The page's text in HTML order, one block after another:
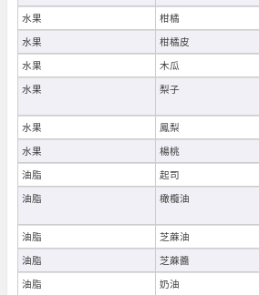
水果 柑橘
水果
柑橘皮
水果
木瓜
水果
梨子
水果 鳳梨
水果
楊桃
油脂
起司
油脂
橄欖油
油脂 芝蔴油
油脂
芝蔴醬
油脂
奶油